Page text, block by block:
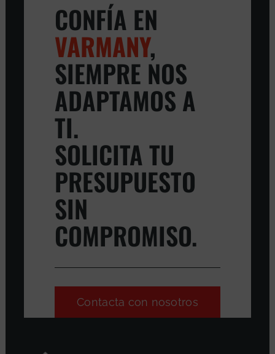
CONFÍA EN
VARMANY,
SIEMPRE NOS
ADAPTAMOS A
TI.
SOLICITA TU
PRESUPUESTO
SIN
COMPROMISO.
Contacta con nosotros